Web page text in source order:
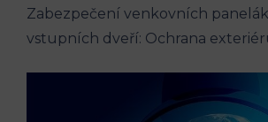
Zabezpečení venkovních
vstupních dveří: Ochrana